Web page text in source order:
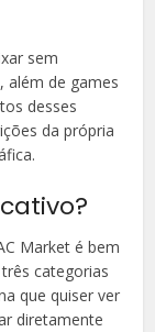
sem
além de games
desses
da própria
Market é bem
categorias
que quiser ver
diretamente